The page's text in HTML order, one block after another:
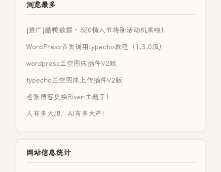
浏览最多
[推广]酷鸭数据 · 520情人节特别活动机来啦！
WordPress首页调用typecho教程（1.3.0版）
wordpress兰空图床插件V2版
typecho兰空图床上传插件V2版
老张博客更换Riven主题了！
人有多大胆，AI有多大产！
网站信息统计